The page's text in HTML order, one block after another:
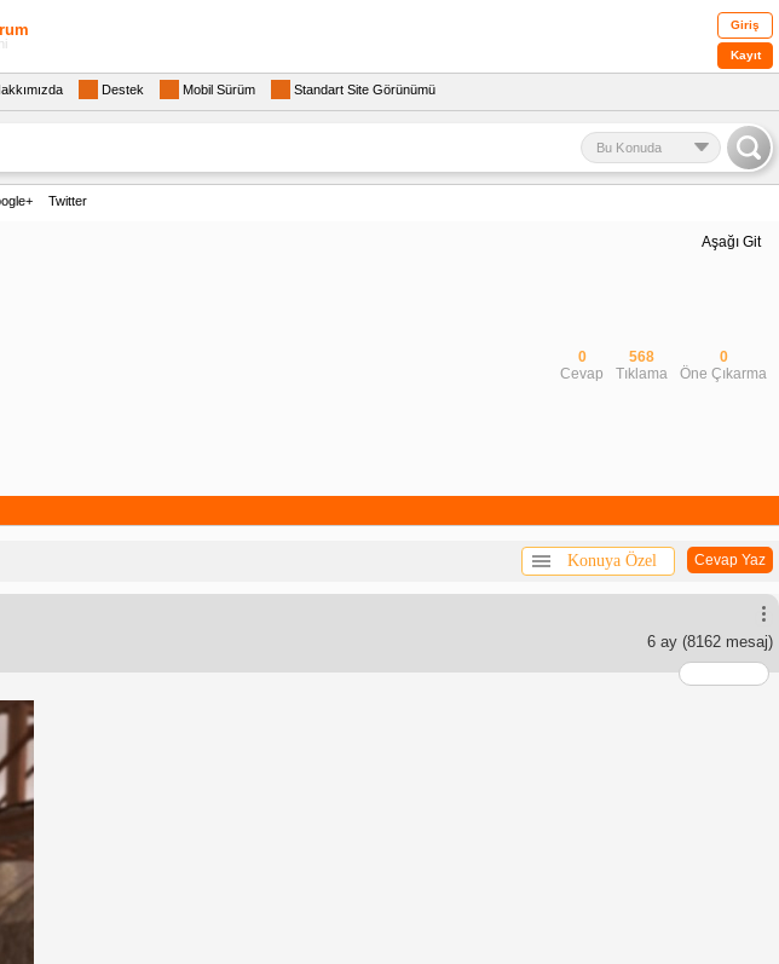
Giriş
Kayıt
Destek Mobil Sürüm Standart Site Görünümü
Bu Konuda
Twitter
Aşağı Git
0
Cevap
568
Tıklama
0
Öne Çıkarma
Cevap Yaz
Konuya Özel
6 ay (8162 mesaj)